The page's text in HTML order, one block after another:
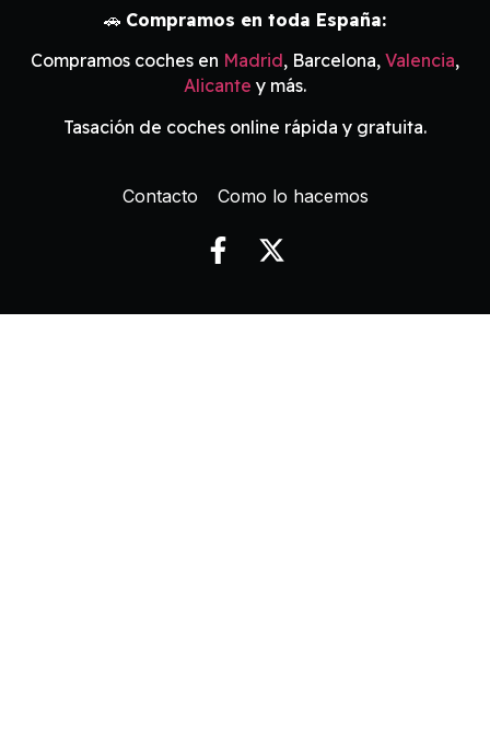
🚗 Compramos en toda España:
Compramos coches en Madrid, Barcelona, Valencia,
Alicante y más.
Tasación de coches online rápida y gratuita.
Contacto Como lo hacemos